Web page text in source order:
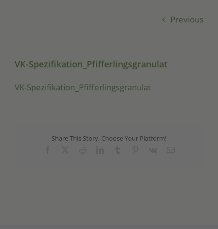
Previous
VK-Spezifikation_Pfifferlingsgranulat
VK-Spe­zi­fi­ka­ti­on_P­fif­fer­lings­gra­nu­lat
Share This Story, Choose Your Platform!